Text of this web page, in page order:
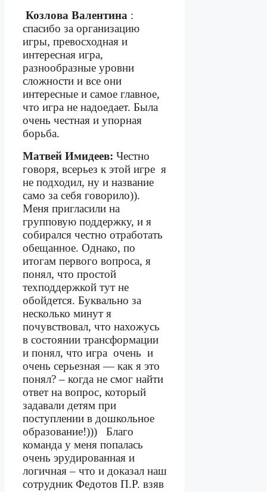
Козлова Валентина :
спасибо за организацию
игры, превосходная и
интересная игра,
разнообразные уровни
сложности и все они
интересные и самое главное,
что игра не надоедает. Была
очень честная и упорная
борьба.
Матвей Имидеев: Честно
говоря, всерьез к этой игре я
не подходил, ну и название
само за себя говорило)).
Меня пригласили на
групповую поддержку, и я
собирался честно отработать
обещанное. Однако, по
итогам первого вопроса, я
понял, что простой
техподдержкой тут не
обойдется. Буквально за
несколько минут я
почувствовал, что нахожусь
в состоянии трансформации
и понял, что игра очень и
очень серьезная — как я это
понял? – когда не смог найти
ответ на вопрос, который
задавали детям при
поступлении в дошкольное
образование!)))
Благо
команда у меня попалась
очень эрудированная и
логичная – что и доказал наш
сотрудник Федотов П.Р. взяв